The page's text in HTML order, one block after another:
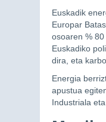
Euskadik
Europar
osoaren %
Euskadiko
dira, eta
Energia
apustua
Industriala